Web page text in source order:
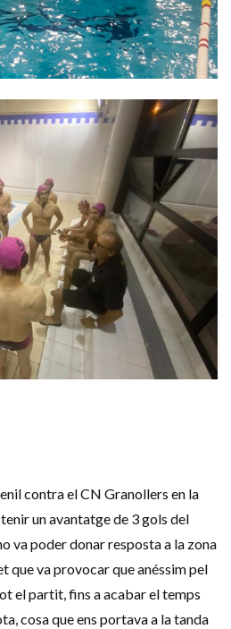
contra el CN Granollers en la
un avantatge de 3 gols del
va poder donar resposta a la zona
que va provocar que anéssim pel
el partit, fins a acabar el temps
cosa que ens portava a la tanda